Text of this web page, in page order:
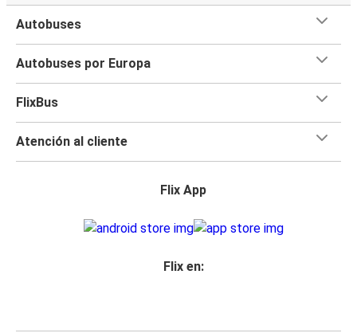
Autobuses
Autobuses por Europa
FlixBus
Atención al cliente
Flix App
Flix en: